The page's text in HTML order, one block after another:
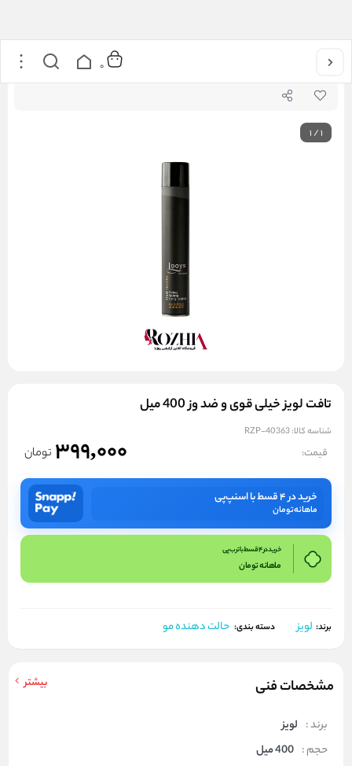
خانه تافت لویز خیلی قوی و ضد وز 400 میل
0
1/1
تافت لویز خیلی قوی و ضد وز 400 میل
شناسه کالا:RZP-40363
قیمت: 399,000 تومان
خرید در ۴ قسط با اسنپ‌پی
ماهانهتومان
خرید در 4 قسط با ترب پی
ماهانهتومان
برند: لویز دسته بندی: حالت دهنده مو
مشخصات فنی بیشتر
برند : لویز
حجم : 400 میل